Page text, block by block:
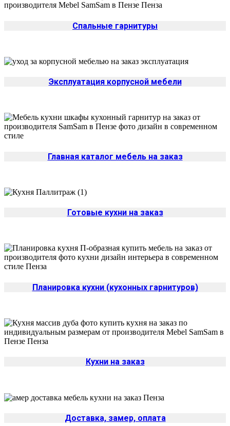
Спальные гарнитуры
Эксплуатация корпусной мебели
Главная каталог мебель на заказ
Готовые кухни на заказ
Планировка кухни (кухонных гарнитуров)
Кухни на заказ
Доставка, замер, оплата